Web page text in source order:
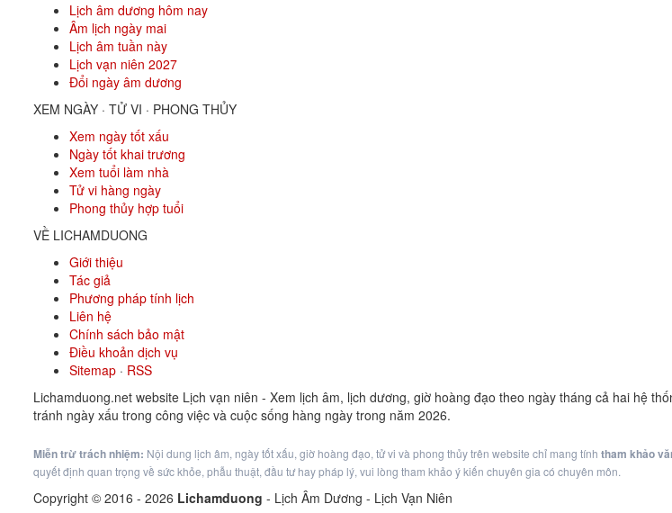
Lịch âm dương hôm nay
Âm lịch ngày mai
Lịch âm tuần này
Lịch vạn niên 2027
Đổi ngày âm dương
XEM NGÀY · TỬ VI · PHONG THỦY
Xem ngày tốt xấu
Ngày tốt khai trương
Xem tuổi làm nhà
Tử vi hàng ngày
Phong thủy hợp tuổi
VỀ LICHAMDUONG
Giới thiệu
Tác giả
Phương pháp tính lịch
Liên hệ
Chính sách bảo mật
Điều khoản dịch vụ
Sitemap · RSS
Lichamduong.net website Lịch vạn niên - Xem lịch âm, lịch dương, giờ hoàng đạo theo ngày tháng cả hai hệ
tránh ngày xấu trong công việc và cuộc sống hàng ngày trong năm 2026.
Miễn trừ trách nhiệm: Nội dung lịch âm, ngày tốt xấu, giờ hoàng đạo, tử vi và phong thủy trên website chỉ mang tính tham khảo
quyết định quan trọng về sức khỏe, phẫu thuật, đầu tư hay pháp lý, vui lòng tham khảo ý kiến chuyên gia có chuyên môn.
Copyright © 2016 - 2026 Lichamduong - Lịch Âm Dương - Lịch Vạn Niên